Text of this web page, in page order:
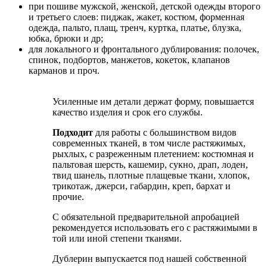
при пошиве мужской, женской, детской одежды второго
и третьего слоев: пиджак, жакет, костюм, форменная
одежда, пальто, плащ, тренч, куртка, платье, блузка,
юбка, брюки и др;
для локального и фронтального дублирования: полочек,
спинок, подбортов, манжетов, кокеток, клапанов
карманов и проч.
Усиленные им детали держат форму, повышается
качество изделия и срок его службы.
Подходит для работы с большинством видов
современных тканей, в том числе растяжимых,
рыхлых, с разреженным плетением: костюмная и
пальтовая шерсть, кашемир, сукно, драп, лоден,
твид шанель, плотные плащевые ткани, хлопок,
трикотаж, джерси, габардин, креп, бархат и
прочие.
С обязательной предварительной апробацией
рекомендуется использовать его с растяжимыми в
той или иной степени тканями.
Дублерин выпускается под нашей собственной